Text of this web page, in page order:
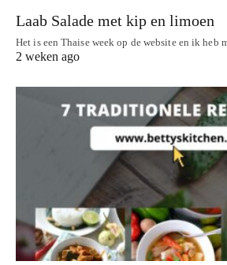
Laab Salade met kip en limoen
Het is een Thaise week op de website en ik heb
2 weken ago